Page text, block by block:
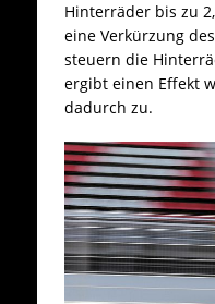
Hinterräder bis zu
eine Verkürzung
steuern die
ergibt einen Effekt
dadurch zu.